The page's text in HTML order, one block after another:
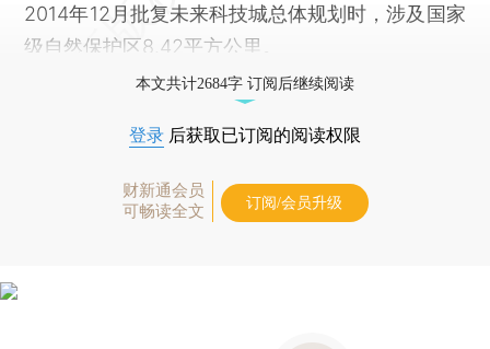
2014年12月批复未来科技城总体规划时，涉及国家
级自然保护区8.42平方公里。
本文共计2684字 订阅后继续阅读
登录 后获取已订阅的阅读权限
财新通会员
可畅读全文
订阅/会员升级